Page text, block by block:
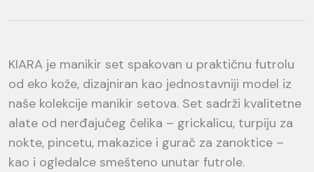
KIARA je manikir set spakovan u praktičnu futrolu
od eko kože, dizajniran kao jednostavniji model iz
naše kolekcije manikir setova. Set sadrži kvalitetne
alate od nerđajućeg čelika – grickalicu, turpiju za
nokte, pincetu, makazice i gurač za zanoktice –
kao i ogledalce smešteno unutar futrole.